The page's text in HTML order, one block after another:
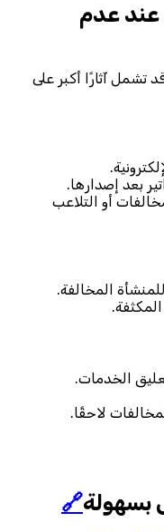
عند عدم
تشمل آثارًا أكبر على
بعد إصدارها.
أو التلاعب
المخالفة.
الخدمات.
لاحقًا.
بسهولة🔗